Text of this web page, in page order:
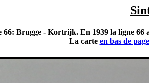
66: Brugge - Kortrijk. En 1939 la ligne 66
La carte en bas de page